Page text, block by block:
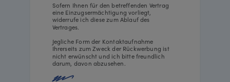
Sofern Ihnen für den betreffenden Vertrag
eine Einzugsermächtigung vorliegt,
widerrufe ich diese zum Ablauf des
Vertrages.
Jegliche Form der Kontaktaufnahme
Ihrerseits zum Zweck der Rückwerbung ist
nicht erwünscht und ich bitte freundlich
darum, davon abzusehen.